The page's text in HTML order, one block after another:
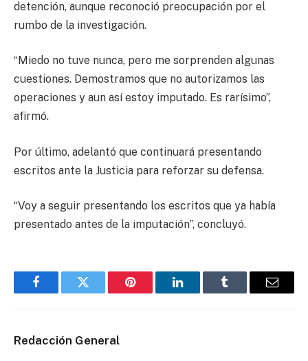
detención, aunque reconoció preocupación por el
rumbo de la investigación.
“Miedo no tuve nunca, pero me sorprenden algunas
cuestiones. Demostramos que no autorizamos las
operaciones y aun así estoy imputado. Es rarísimo”,
afirmó.
Por último, adelantó que continuará presentando
escritos ante la Justicia para reforzar su defensa.
“Voy a seguir presentando los escritos que ya había
presentado antes de la imputación”, concluyó.
FacebookTwitter Pinterest LinkedInTumblr Email
Redacción General